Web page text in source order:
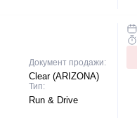
Документ продажи:
Clear (ARIZONA)
Тип:
Run & Drive